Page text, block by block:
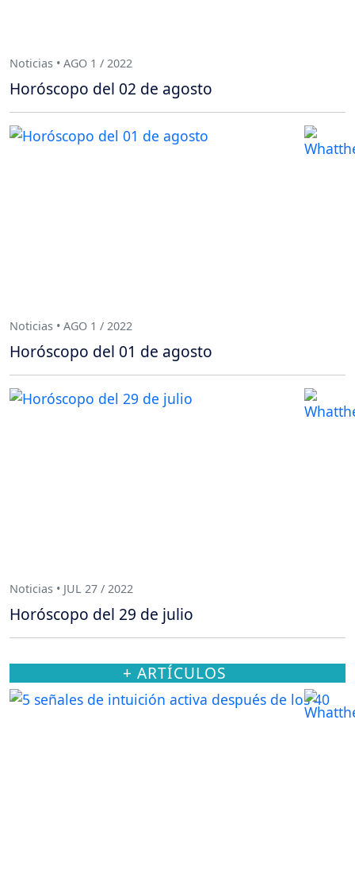
Noticias • AGO 1 / 2022
Horóscopo del 02 de agosto
Noticias • AGO 1 / 2022
Horóscopo del 01 de agosto
Noticias • JUL 27 / 2022
Horóscopo del 29 de julio
+ ARTÍCULOS